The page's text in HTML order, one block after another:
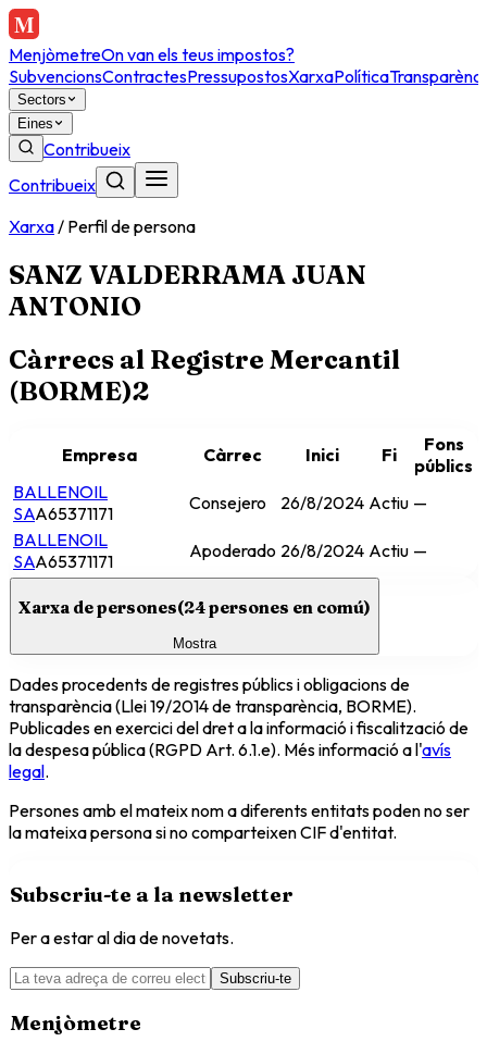
MenjòmetreOn van els teus impostos?
SubvencionsContractesPressupostosXarxaPolítica
Sectors
Eines
Contribueix
Contribueix
Xarxa/ Perfil de persona
SANZ VALDERRAMA JUAN
ANTONIO
Càrrecs al Registre Mercantil
(BORME)2
Empresa Càrrec Inici Fi
Fons
públics
BALLENOIL
SAA65371171 Consejero 26/8/2024 Actiu —
BALLENOIL
SAA65371171 Apoderado 26/8/2024 Actiu —
Xarxa de persones(24persones en comú)
Mostra
Dades procedents de registres públics i obligacions de
transparència (Llei 19/2014 de transparència, BORME).
Publicades en exercici del dret a la informació i fiscalització de
la despesa pública (RGPD Art. 6.1.e). Més informació a l'avís
legal.
Persones amb el mateix nom a diferents entitats poden no ser
la mateixa persona si no comparteixen CIF d'entitat.
Subscriu-te a la newsletter
Per a estar al dia de novetats.
Subscriu-te
Menjòmetre